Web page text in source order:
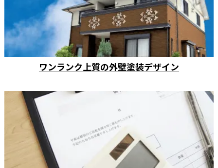
ワンランク上質の外壁塗装デザイン